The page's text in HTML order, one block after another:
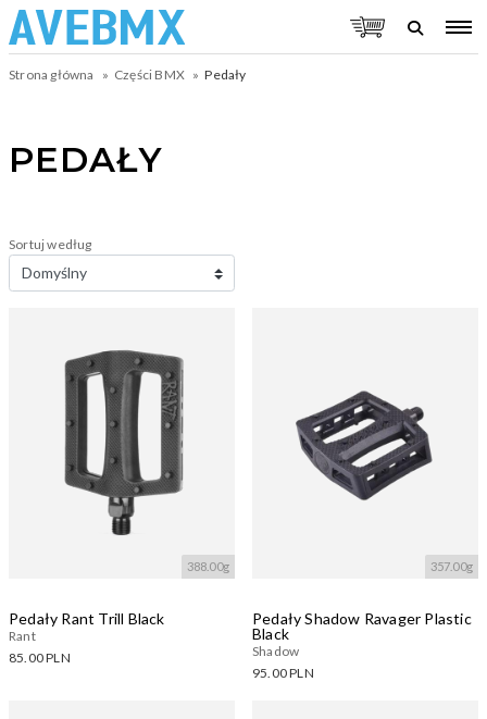
Strona główna Części BMX Pedały
PEDAŁY
Sortuj według
388.00g
Pedały Rant Trill Black
Rant
85.00 PLN
357.00g
Pedały Shadow Ravager Plastic
Black
Shadow
95.00 PLN